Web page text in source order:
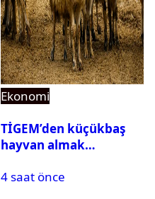
Ekonomi
TİGEM’den küçükbaş
hayvan almak
350 küçükbaş hayvan
4 saat önce